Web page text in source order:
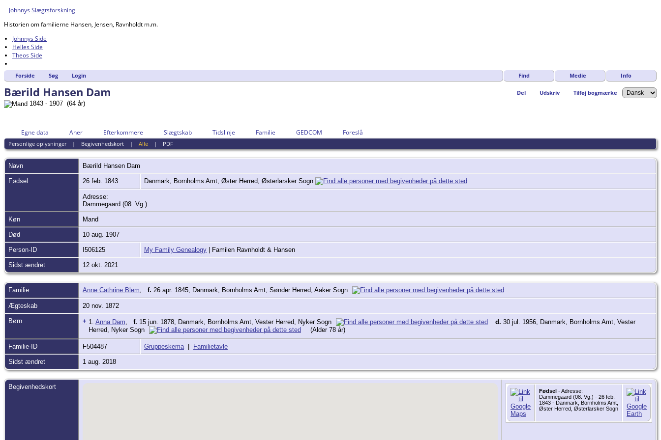
Johnnys Slægtsforskning
Historien om familierne Hansen, Jensen, Ravnholdt m.m.
Johnnys Side
Helles Side
Theos Side
Find Medie Info
Forside Søg Login
Del Udskriv Tilføj bogmærke
Bærild Hansen Dam
1843 - 1907 (64 år)
Egne data Aner Efterkommere Slægtskab Tidslinje Familie GEDCOM Foreslå
Personlige oplysninger| Begivenhedskort| Alle| PDF
Navn Bærild Hansen Dam
Fødsel 26 feb. 1843 Danmark, Bornholms Amt, Øster Herred, Østerlarsker Sogn
Adresse:
Dammegaard (08. Vg.)
Køn Mand
Død 10 aug. 1907
Person-ID I506125 My Family Genealogy | Familen Ravnholdt & Hansen
Sidst ændret 12 okt. 2021
Familie Anne Cathrine Blem, f. 26 apr. 1845, Danmark, Bornholms Amt, Sønder Herred, Aaker Sogn
Ægteskab 20 nov. 1872
Børn + 1. Anna Dam, f. 15 jun. 1878, Danmark, Bornholms Amt, Vester Herred, Nyker Sogn d. 30 jul. 1956, Danmark, Bornholms Amt, Vester
Herred, Nyker Sogn
(Alder 78 år)
Familie-ID F504487 Gruppeskema| Familietavle
Sidst ændret 1 aug. 2018
Begivenhedskort
Fødsel - Adresse:
Dammegaard (08. Vg.) - 26 feb.
1843 - Danmark, Bornholms Amt,
Øster Herred, Østerlarsker Sogn